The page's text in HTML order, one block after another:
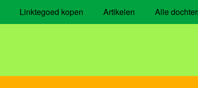
Linktegoed kopen Artikelen Alle